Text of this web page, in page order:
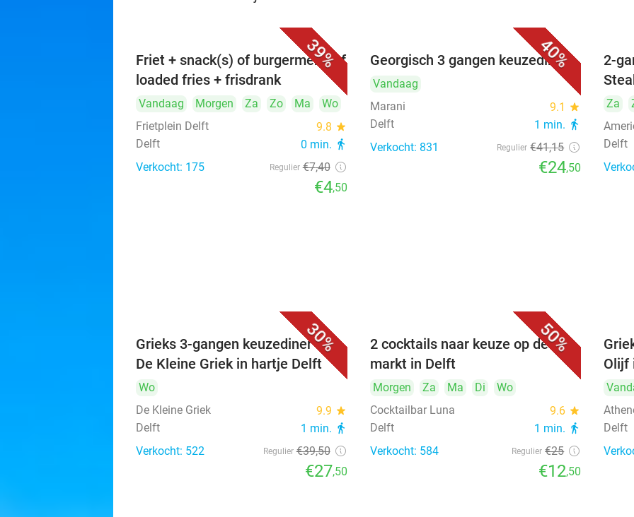
39%
Friet + snack(s) of burgermenu of
loaded fries + frisdrank
Vandaag Morgen Za Zo Ma
Wo
Frietplein Delft
9.8 star
Delft 0 min. directions_walk
Verkocht: 175 Regulier €7,40
€4,50
40%
Georgisch 3 gangen keuzediner
Vandaag
Marani
9.1 star
Delft 1 min. directions_walk
Verkocht: 831 Regulier €41,15
€24,50
2-
Za
Delft
30%
Grieks 3-gangen keuzediner bij
De Kleine Griek in hartje Delft
Wo
De Kleine Griek
9.9 star
Delft 1 min. directions_walk
Verkocht: 522 Regulier €39,50
€27,50
50%
2 cocktails naar keuze op de
markt in Delft
Morgen Za Ma Di
Wo
Cocktailbar Luna
9.6 star
Delft 1 min. directions_walk
Verkocht: 584 Regulier €25
€12,50
Olijf
Delft